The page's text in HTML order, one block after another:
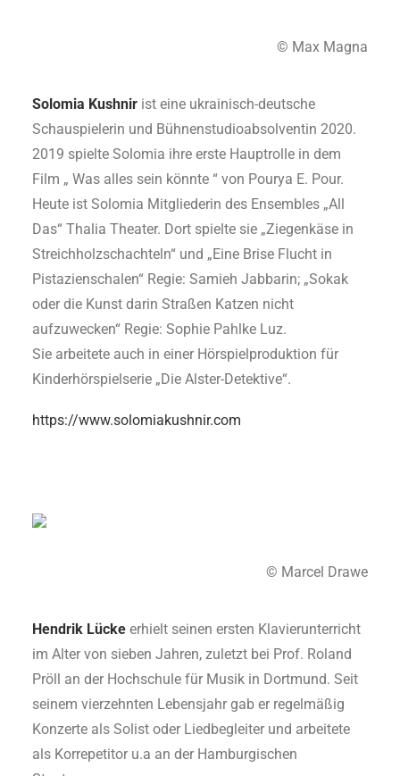
© Max Magna
Solomia Kushnir ist eine ukrainisch-deutsche
Schauspielerin und Bühnenstudioabsolventin 2020.
2019 spielte Solomia ihre erste Hauptrolle in dem
Film „ Was alles sein könnte “ von Pourya E. Pour.
Heute ist Solomia Mitgliederin des Ensembles „All
Das“ Thalia Theater. Dort spielte sie „Ziegenkäse in
Streichholzschachteln“ und „Eine Brise Flucht in
Pistazienschalen“ Regie: Samieh Jabbarin; „Sokak
oder die Kunst darin Straßen Katzen nicht
aufzuwecken“ Regie: Sophie Pahlke Luz.
Sie arbeitete auch in einer Hörspielproduktion für
Kinderhörspielserie „Die Alster-Detektive“.
https://www.solomiakushnir.com
© Marcel Drawe
Hendrik Lücke erhielt seinen ersten Klavierunterricht
im Alter von sieben Jahren, zuletzt bei Prof. Roland
Pröll an der Hochschule für Musik in Dortmund. Seit
seinem vierzehnten Lebensjahr gab er regelmäßig
Konzerte als Solist oder Liedbegleiter und arbeitete
als Korrepetitor u.a an der Hamburgischen